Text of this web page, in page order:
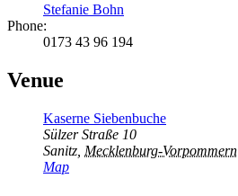
Stefanie Bohn
Phone:
0173 43 96 194
Venue
Kaserne Siebenbuche
Sülzer Straße 10
Sanitz Mecklenburg-Vorpommern
Map